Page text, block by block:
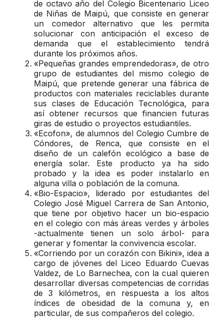
de octavo año del Colegio Bicentenario Liceo
de Niñas de Maipú, que consiste en generar
un comedor alternativo que les permita
solucionar con anticipación el exceso de
demanda que el establecimiento tendrá
durante los próximos años.
«Pequeñas grandes emprendedoras», de otro
grupo de estudiantes del mismo colegio de
Maipú, que pretende generar una fábrica de
productos con materiales reciclables durante
sus clases de Educación Tecnológica, para
así obtener recursos que financien futuras
giras de estudio o proyectos estudiantiles.
«Ecofon», de alumnos del Colegio Cumbre de
Cóndores, de Renca, que consiste en el
diseño de un calefón ecológico a base de
energía solar. Este producto ya ha sido
probado y la idea es poder instalarlo en
alguna villa o población de la comuna.
«Bio-Espacio», liderado por estudiantes del
Colegio José Miguel Carrera de San Antonio,
que tiene por objetivo hacer un bio-espacio
en el colegio con más áreas verdes y árboles
-actualmente tienen un solo árbol- para
generar y fomentar la convivencia escolar.
«Corriendo por un corazón con Bikini», idea a
cargo de jóvenes del Liceo Eduardo Cuevas
Valdez, de Lo Barnechea, con la cual quieren
desarrollar diversas competencias de corridas
de 3 kilómetros, en respuesta a los altos
índices de obesidad de la comuna y, en
particular, de sus compañeros del colegio.